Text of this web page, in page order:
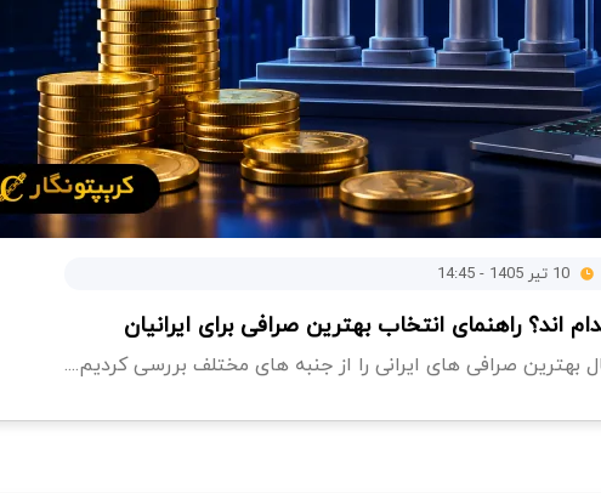
اند؟ راهنمای انتخاب بهترین صرافی برای ایرانیان
بهترین صرافی های ایرانی را از جنبه های مختلف بررسی کردیم....